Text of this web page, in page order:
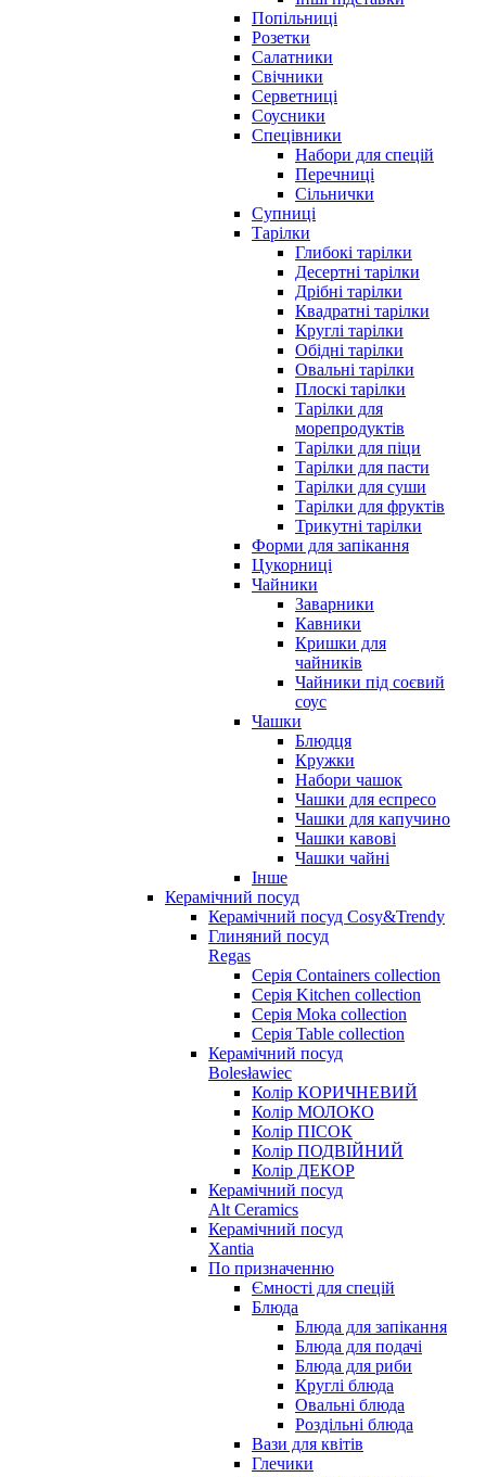
Попільниці
Розетки
Салатники
Свічники
Серветниці
Соусники
Спецівники
Набори для спецій
Перечниці
Сільнички
Супниці
Тарілки
Глибокі тарілки
Десертні тарілки
Дрібні тарілки
Квадратні тарілки
Круглі тарілки
Обідні тарілки
Овальні тарілки
Плоскі тарілки
Тарілки для
морепродуктів
Тарілки для піци
Тарілки для пасти
Тарілки для суши
Тарілки для фруктів
Трикутні тарілки
Форми для запікання
Цукорниці
Чайники
Заварники
Кавники
Кришки для
чайників
Чайники під соєвий
соус
Чашки
Блюдця
Кружки
Набори чашок
Чашки для еспресо
Чашки для капучино
Чашки кавові
Чашки чайні
Інше
Керамічний посуд
Керамічний посуд Cosy&Trendy
Глиняний посуд
Regas
Серія Containers collection
Серія Kitchen collection
Серія Moka collection
Серія Table collection
Керамічний посуд
Bolesławiec
Колір КОРИЧНЕВИЙ
Колір МОЛОКО
Колір ПІСОК
Колір ПОДВІЙНИЙ
Колір ДЕКОР
Керамічний посуд
Alt Ceramics
Керамічний посуд
Xantia
По призначенню
Ємності для спецій
Блюда
Блюда для запікання
Блюда для подачі
Блюда для риби
Круглі блюда
Овальні блюда
Роздільні блюда
Вази для квітів
Глечики